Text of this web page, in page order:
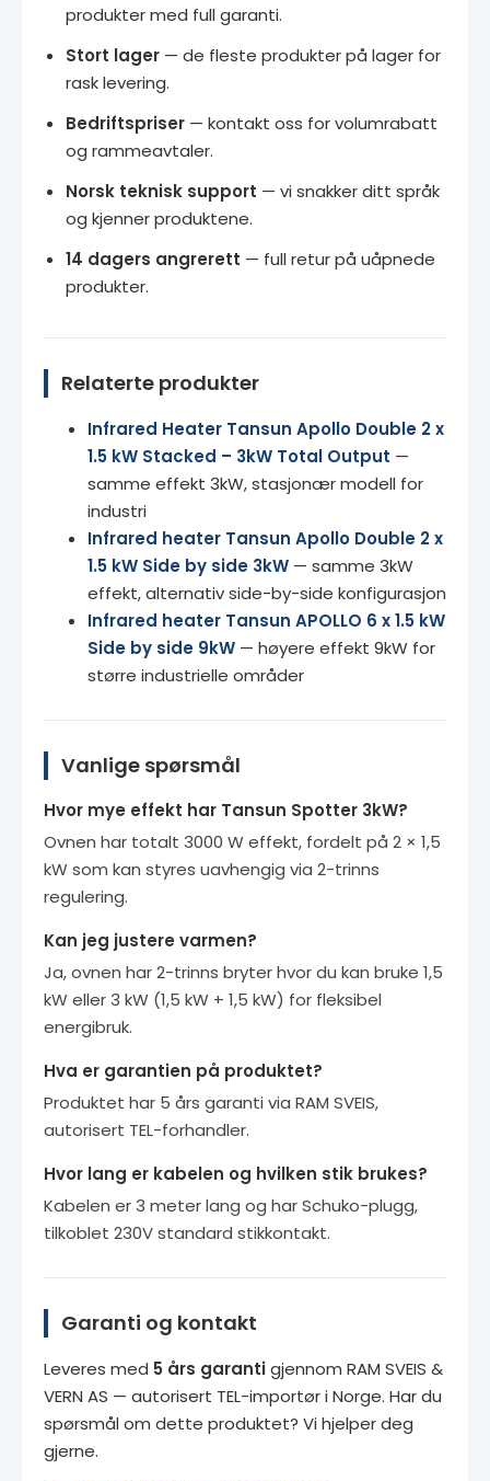
produkter med full garanti.
Stort lager — de fleste produkter på lager for
rask levering.
Bedriftspriser — kontakt oss for volumrabatt
og rammeavtaler.
Norsk teknisk support — vi snakker ditt språk
og kjenner produktene.
14 dagers angrerett — full retur på uåpnede
produkter.
Relaterte produkter
Infrared Heater Tansun Apollo Double 2 x
1.5 kW Stacked – 3kW Total Output —
samme effekt 3kW, stasjonær modell for
industri
Infrared heater Tansun Apollo Double 2 x
1.5 kW Side by side 3kW — samme 3kW
effekt, alternativ side-by-side konfigurasjon
Infrared heater Tansun APOLLO 6 x 1.5 kW
Side by side 9kW — høyere effekt 9kW for
større industrielle områder
Vanlige spørsmål
Hvor mye effekt har Tansun Spotter 3kW?
Ovnen har totalt 3000 W effekt, fordelt på 2 × 1,5
kW som kan styres uavhengig via 2-trinns
regulering.
Kan jeg justere varmen?
Ja, ovnen har 2-trinns bryter hvor du kan bruke 1,5
kW eller 3 kW (1,5 kW + 1,5 kW) for fleksibel
energibruk.
Hva er garantien på produktet?
Produktet har 5 års garanti via RAM SVEIS,
autorisert TEL-forhandler.
Hvor lang er kabelen og hvilken stik brukes?
Kabelen er 3 meter lang og har Schuko-plugg,
tilkoblet 230V standard stikkontakt.
Garanti og kontakt
Leveres med 5 års garantigjennom RAM SVEIS &
VERN AS — autorisert TEL-importør i Norge. Har du
spørsmål om dette produktet? Vi hjelper deg
gjerne.